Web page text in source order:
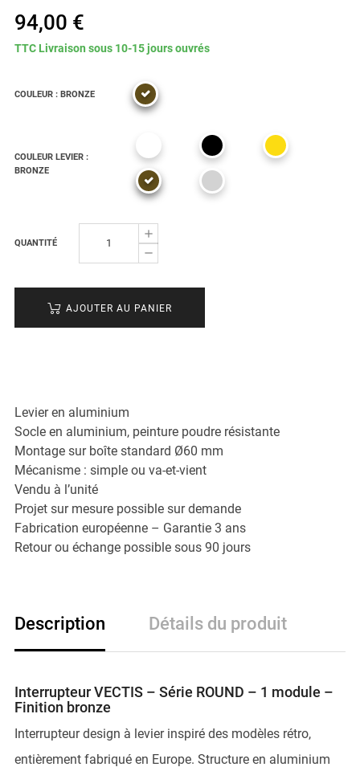
94,00 €
TTC Livraison sous 10-15 jours ouvrés
COULEUR : BRONZE
COULEUR LEVIER :
BRONZE
QUANTITÉ
AJOUTER AU PANIER
Levier en aluminium
Socle en aluminium, peinture poudre résistante
Montage sur boîte standard Ø60 mm
Mécanisme : simple ou va-et-vient
Vendu à l’unité
Projet sur mesure possible sur demande
Fabrication européenne – Garantie 3 ans
Retour ou échange possible sous 90 jours
Description Détails du produit
Interrupteur VECTIS – Série ROUND – 1 module –
Finition bronze
Interrupteur design à levier inspiré des modèles rétro,
entièrement fabriqué en Europe. Structure en aluminium